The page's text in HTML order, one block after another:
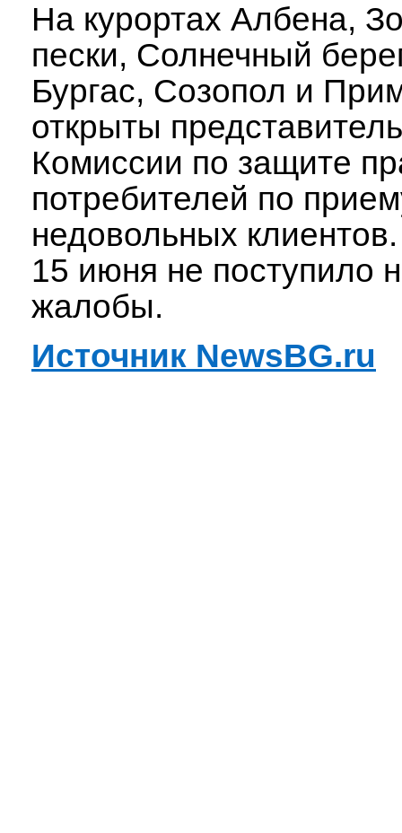
На курортах Албена,
пески, Солнечный
Бургас, Созопол и
открыты
Комиссии по защите
потребителей по
недовольных
15 июня не поступило
жалобы.
Источник NewsBG.ru